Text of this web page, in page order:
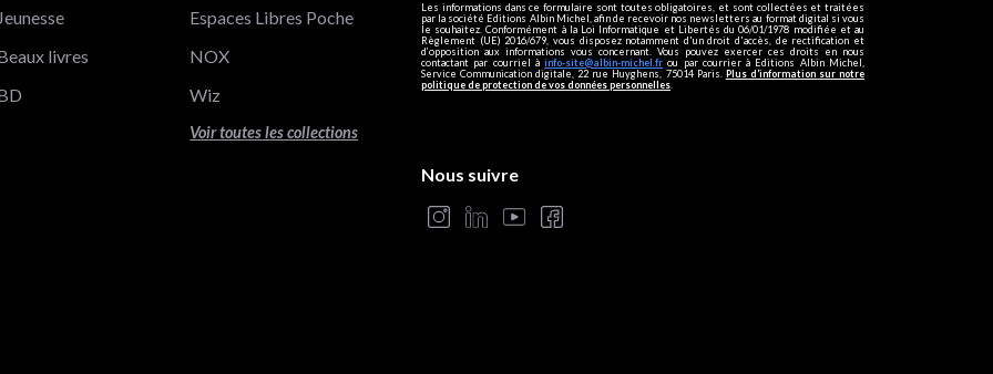
de confidentialité, en garantissant la conformité avec les réglementations. Personnalisez vos préférences pour
Les informations dans ce formulaire sont toutes obligatoires, et sont collectées et traitées
par la société Editions Albin Michel, afin de recevoir nos newsletters au format digital si vous
le souhaitez. Conformément à la Loi Informatique et Libertés du 06/01/1978 modifiée et au
Règlement (UE) 2016/679, vous disposez notamment d'un droit d'accès, de rectification et
d’opposition aux informations vous concernant. Vous pouvez exercer ces droits en nous
contactant par courriel àinfo-site@albin-michel.fr ou par courrier à Editions Albin Michel,
Service Communication digitale, 22 rue Huyghens, 75014 Paris. Plus d’information sur notre
politique de protection de vos données personnelles
Jeunesse
livres
Espaces Libres Poche
NOX
Wiz
Voir toutes les collections
Nous suivre